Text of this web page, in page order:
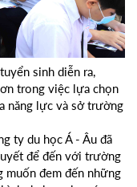
sinh diễn ra,
trong việc lựa chọn
năng lực và sở trường
ty du học Á - Âu đã
để đến với trường
muốn đem đến những